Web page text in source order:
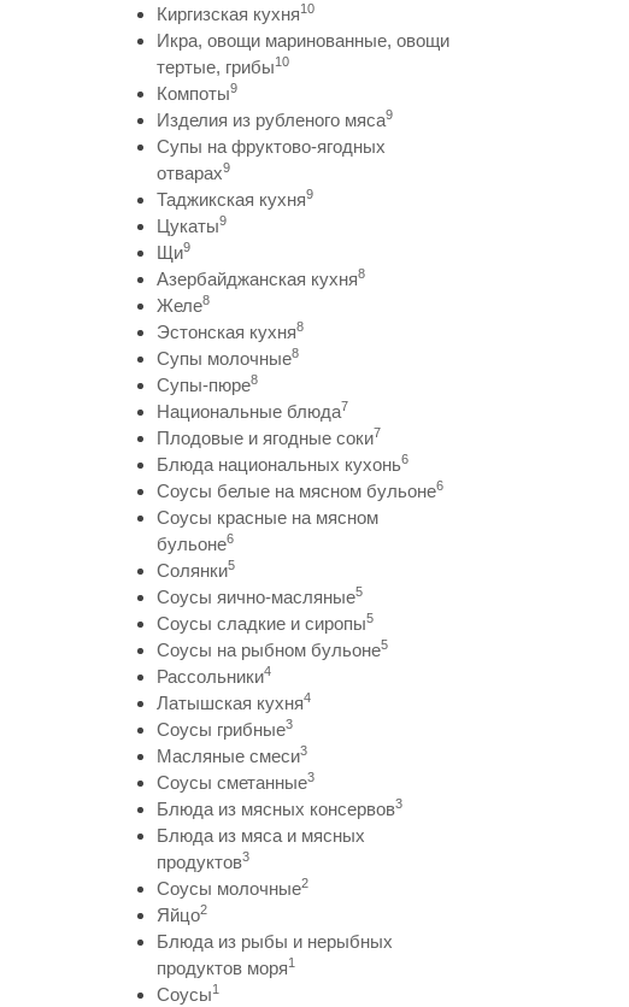
Киргизская кухня10
Икра, овощи маринованные, овощи
тертые, грибы10
Компоты9
Изделия из рубленого мяса9
Супы на фруктово-ягодных
отварах9
Таджикская кухня9
Цукаты9
Щи9
Азербайджанская кухня8
Желе8
Эстонская кухня8
Супы молочные8
Супы-пюре8
Национальные блюда7
Плодовые и ягодные соки7
Блюда национальных кухонь6
Соусы белые на мясном бульоне6
Соусы красные на мясном
бульоне6
Солянки5
Соусы яично-масляные5
Соусы сладкие и сиропы5
Соусы на рыбном бульоне5
Рассольники4
Латышская кухня4
Соусы грибные3
Масляные смеси3
Соусы сметанные3
Блюда из мясных консервов3
Блюда из мяса и мясных
продуктов3
Соусы молочные2
Яйцо2
Блюда из рыбы и нерыбных
продуктов моря1
Соусы1